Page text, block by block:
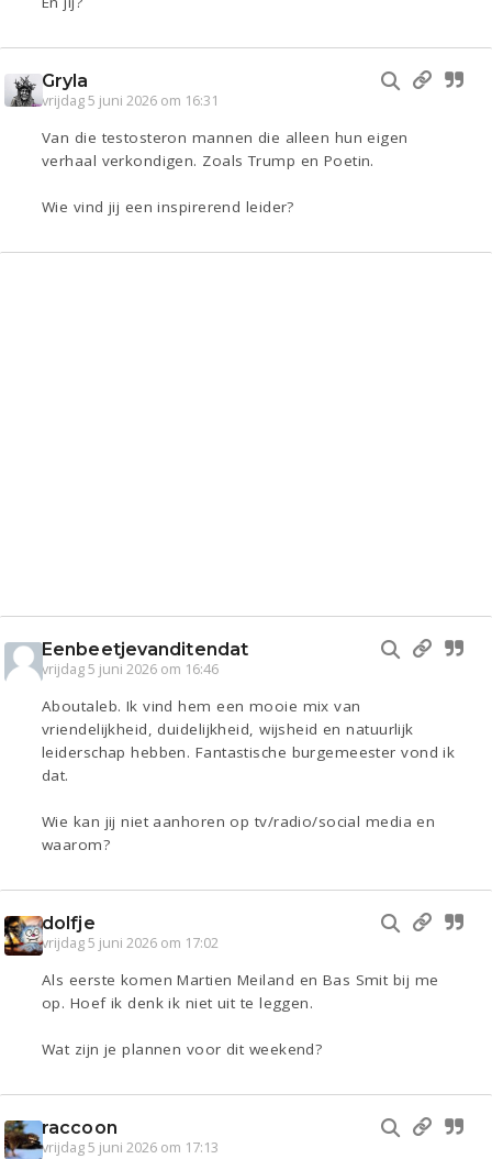
Gryla
vrijdag 5 juni 2026 om 16:31
Van die testosteron mannen die alleen hun eigen
verhaal verkondigen. Zoals Trump en Poetin.
Wie vind jij een inspirerend leider?
Eenbeetjevanditendat
vrijdag 5 juni 2026 om 16:46
Aboutaleb. Ik vind hem een mooie mix van
vriendelijkheid, duidelijkheid, wijsheid en natuurlijk
leiderschap hebben. Fantastische burgemeester vond ik
dat.
Wie kan jij niet aanhoren op tv/radio/social media en
waarom?
dolfje
vrijdag 5 juni 2026 om 17:02
Als eerste komen Martien Meiland en Bas Smit bij me
op. Hoef ik denk ik niet uit te leggen.
Wat zijn je plannen voor dit weekend?
raccoon
vrijdag 5 juni 2026 om 17:13